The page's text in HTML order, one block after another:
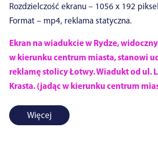
Rozdzielczość ekranu – 1056 x 192
Format – mp4, reklama statyczna.
Ekran na wiadukcie w Rydze,
w kierunku centrum miasta, stanowi
reklamę stolicy Łotwy. Wiadukt od ul.
Krasta. (jadąc w kierunku centrum
Więcej